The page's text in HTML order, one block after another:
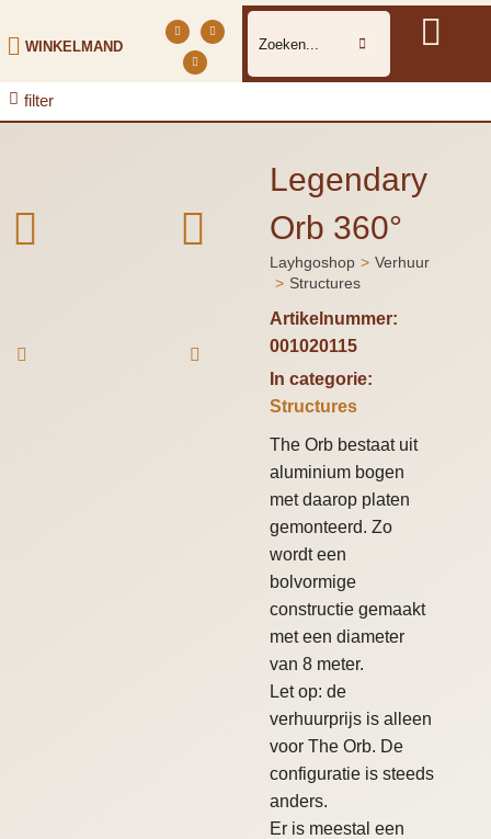
WINKELMAND
filter
Legendary
Orb 360°
Je bent hier:
Layhgoshop
Verhuur
Structures
Artikelnummer:
001020115
In categorie:
Structures
The Orb bestaat uit
aluminium bogen
met daarop platen
gemonteerd. Zo
wordt een
bolvormige
constructie gemaakt
met een diameter
van 8 meter.
Let op: de
verhuurprijs is alleen
voor The Orb. De
configuratie is steeds
anders.
Er is meestal een